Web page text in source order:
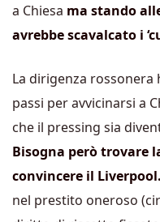
a Chiesa ma stando
avrebbe scavalcato i
La dirigenza
passi per avvicinarsi a
che il pressing sia
Bisogna però trovare
convincere il Liverpool.
nel prestito oneroso